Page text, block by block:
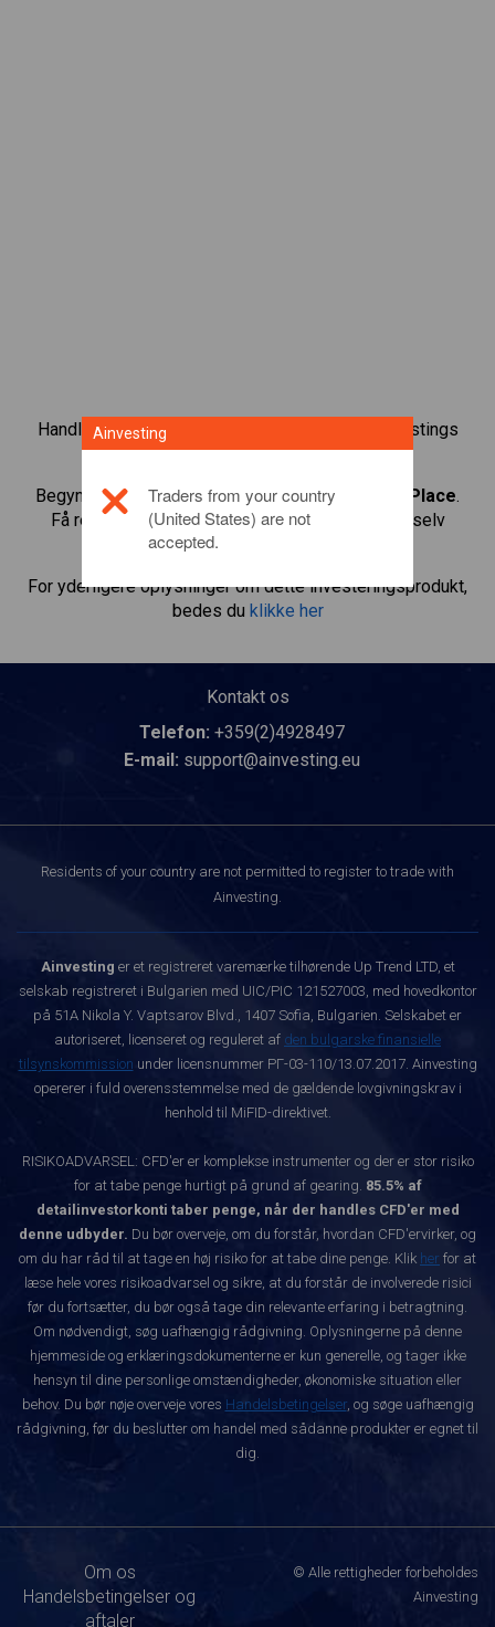
Handl over 1.000 internationale aktier med Ainvestings
CFD-handelsplatform.
Begynd at handle CFD’er medSt James&#39;s Place.
Få realtidskurser og aktieudbytte, som hvis du selv
ejede aktien.
For yderligere oplysninger om dette investeringsprodukt,
bedes du klikke her
Kontakt os
Telefon: +359(2)4928497
E-mail: support@ainvesting.eu
Residents of your country are not permitted to register to trade with
Ainvesting.
Ainvesting er et registreret varemærke tilhørende Up Trend LTD, et
selskab registreret i Bulgarien med UIC/PIC 121527003, med hovedkontor
på 51A Nikola Y. Vaptsarov Blvd., 1407 Sofia, Bulgarien. Selskabet er
autoriseret, licenseret og reguleret af den bulgarske finansielle
tilsynskommission under licensnummer РГ-03-110/13.07.2017. Ainvesting
opererer i fuld overensstemmelse med de gældende lovgivningskrav i
henhold til MiFID-direktivet.
RISIKOADVARSEL: CFD'er er komplekse instrumenter og der er stor risiko
for at tabe penge hurtigt på grund af gearing. 85.5% af
detailinvestorkonti taber penge, når der handles CFD'er med
denne udbyder. Du bør overveje, om du forstår, hvordan CFD'ervirker, og
om du har råd til at tage en høj risiko for at tabe dine penge. Klik her for at
læse hele vores risikoadvarsel og sikre, at du forstår de involverede risici
før du fortsætter, du bør også tage din relevante erfaring i betragtning.
Om nødvendigt, søg uafhængig rådgivning. Oplysningerne på denne
hjemmeside og erklæringsdokumenterne er kun generelle, og tager ikke
hensyn til dine personlige omstændigheder, økonomiske situation eller
behov. Du bør nøje overveje vores Handelsbetingelser, og søge uafhængig
rådgivning, før du beslutter om handel med sådanne produkter er egnet til
dig.
Om os
Handelsbetingelser og
aftaler
© Alle rettigheder forbeholdes
Ainvesting
Ainvesting
Traders from your country
(United States) are not
accepted.